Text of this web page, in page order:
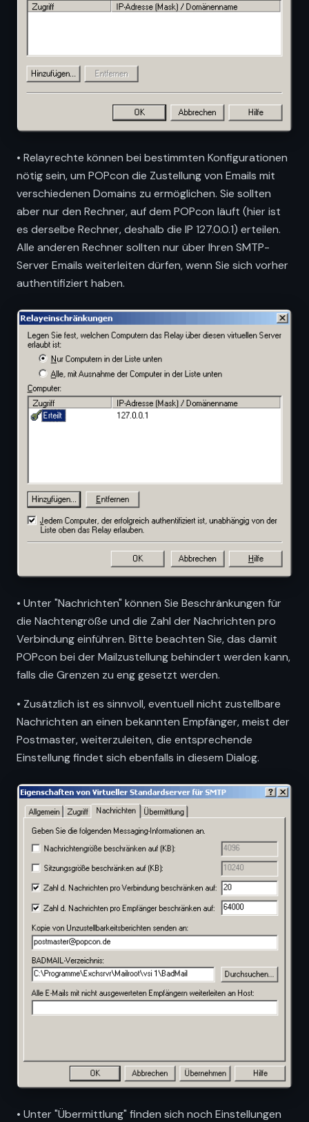
• Relayrechte können bei bestimmten Konfigurationen
nötig sein, um POPcon die Zustellung von Emails mit
verschiedenen Domains zu ermöglichen. Sie sollten
aber nur den Rechner, auf dem POPcon läuft (hier ist
es derselbe Rechner, deshalb die IP 127.0.0.1) erteilen.
Alle anderen Rechner sollten nur über Ihren SMTP-
Server Emails weiterleiten dürfen, wenn Sie sich vorher
authentifiziert haben.
• Unter "Nachrichten" können Sie Beschränkungen für
die Nachtengröße und die Zahl der Nachrichten pro
Verbindung einführen. Bitte beachten Sie, das damit
POPcon bei der Mailzustellung behindert werden kann,
falls die Grenzen zu eng gesetzt werden.
• Zusätzlich ist es sinnvoll, eventuell nicht zustellbare
Nachrichten an einen bekannten Empfänger, meist der
Postmaster, weiterzuleiten, die entsprechende
Einstellung findet sich ebenfalls in diesem Dialog.
• Unter "Übermittlung" finden sich noch Einstellungen